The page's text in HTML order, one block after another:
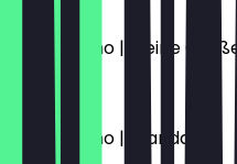
Cappuccino | Kleine Größe
4,70 €
Cappuccino | Standard